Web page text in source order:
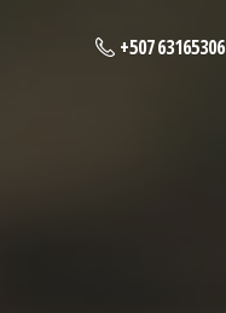
+507 63165306